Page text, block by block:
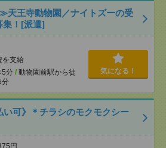
王寺動物園／ナイトズーの受
集！[派遣]
を支給
5分 / 動物園前駅から徒
分
気になる！
い可》＊チラシのモクモクシー
円